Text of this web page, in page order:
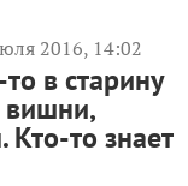
2016, 14:02
в старину
вишни,
то знает